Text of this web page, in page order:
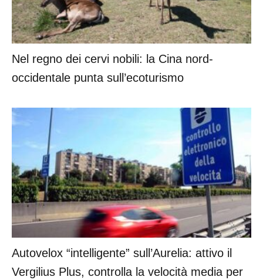
Nel regno dei cervi nobili: la Cina nord-
occidentale punta sull’ecoturismo
Autovelox “intelligente” sull’Aurelia: attivo il
Vergilius Plus, controlla la velocità media per